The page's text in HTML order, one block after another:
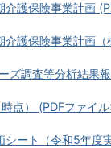
護保険事業計画
護保険事業計画
ズ調査等分析結果
点） (PDFファイ
ート（令和5年度